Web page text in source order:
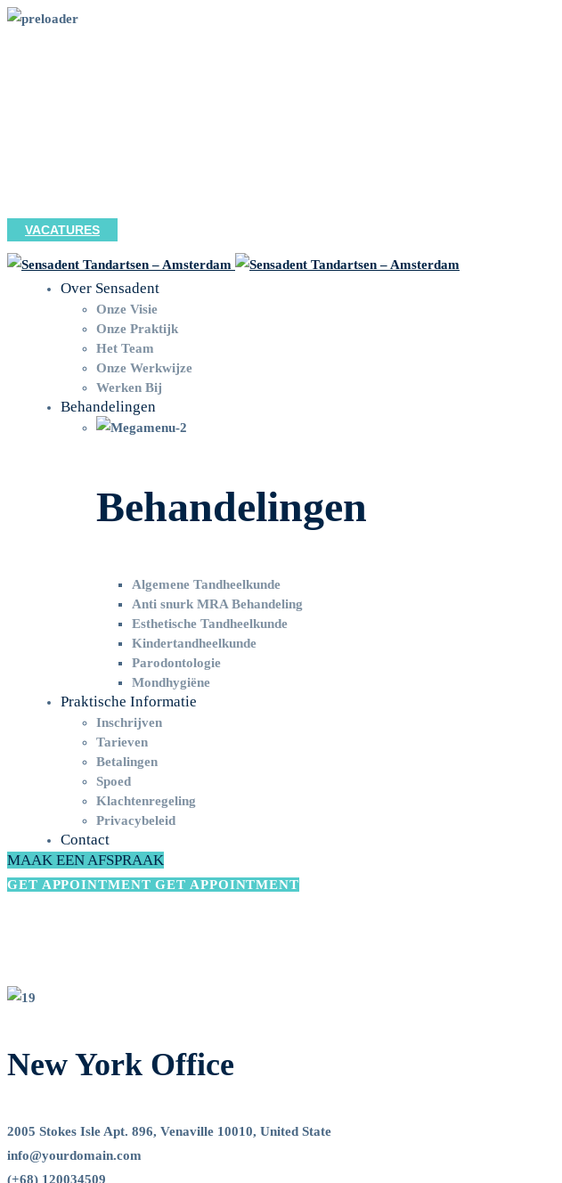
VACATURES
Over Sensadent
Onze Visie
Onze Praktijk
Het Team
Onze Werkwijze
Werken Bij
Behandelingen
Behandelingen
Algemene Tandheelkunde
Anti snurk MRA Behandeling
Esthetische Tandheelkunde
Kindertandheelkunde
Parodontologie
Mondhygiëne
Praktische Informatie
Inschrijven
Tarieven
Betalingen
Spoed
Klachtenregeling
Privacybeleid
Contact
MAAK EEN AFSPRAAK
GET APPOINTMENTGET APPOINTMENT
01
New York Office
2005 Stokes Isle Apt. 896, Venaville 10010, United State
info@yourdomain.com
(+68) 120034509